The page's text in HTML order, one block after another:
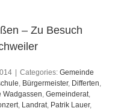
– Zu Besuch
Categories: Gemeinde
, Bürgermeister, Differten,
Wadgassen, Gemeinderat,
, Landrat, Patrik Lauer,